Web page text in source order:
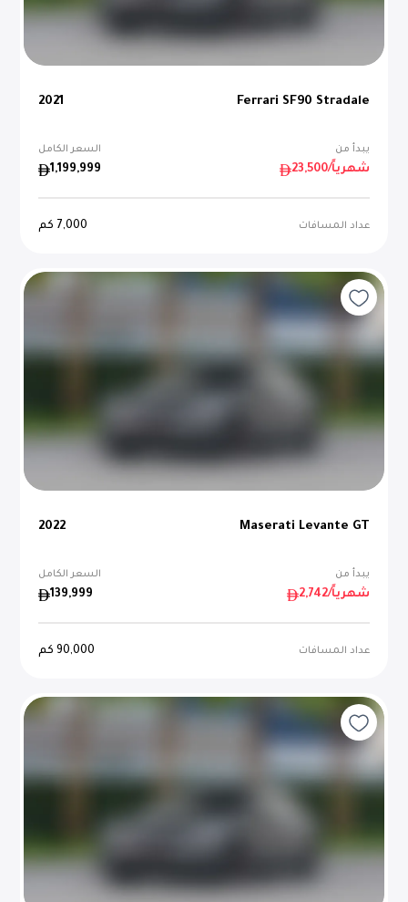
Ferrari SF90 Stradale
2021
يبدأ من السعر الكامل
23,500 /شهرياً 1,199,999
عداد المسافات 7,000 كم
Maserati Levante GT
2022
يبدأ من السعر الكامل
2,742 /شهرياً 139,999
عداد المسافات 90,000 كم